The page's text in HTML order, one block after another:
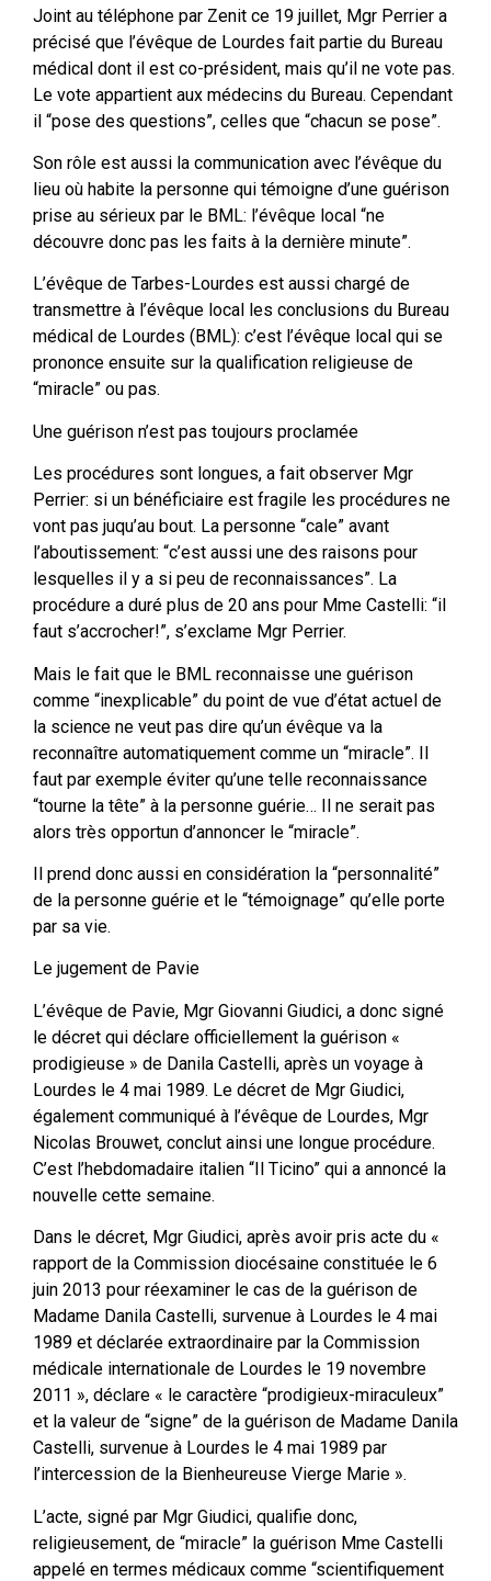
Joint au téléphone par Zenit ce 19 juillet, Mgr Perrier a
précisé que l’évêque de Lourdes fait partie du Bureau
médical dont il est co-président, mais qu’il ne vote pas.
Le vote appartient aux médecins du Bureau. Cependant
il “pose des questions”, celles que “chacun se pose”.
Son rôle est aussi la communication avec l’évêque du
lieu où habite la personne qui témoigne d’une guérison
prise au sérieux par le BML: l’évêque local “ne
découvre donc pas les faits à la dernière minute”.
L’évêque de Tarbes-Lourdes est aussi chargé de
transmettre à l’évêque local les conclusions du Bureau
médical de Lourdes (BML): c’est l’évêque local qui se
prononce ensuite sur la qualification religieuse de
“miracle” ou pas.
Une guérison n’est pas toujours proclamée
Les procédures sont longues, a fait observer Mgr
Perrier: si un bénéficiaire est fragile les procédures ne
vont pas juqu’au bout. La personne “cale” avant
l’aboutissement: “c’est aussi une des raisons pour
lesquelles il y a si peu de reconnaissances”. La
procédure a duré plus de 20 ans pour Mme Castelli: “il
faut s’accrocher!”, s’exclame Mgr Perrier.
Mais le fait que le BML reconnaisse une guérison
comme “inexplicable” du point de vue d’état actuel de
la science ne veut pas dire qu’un évêque va la
reconnaître automatiquement comme un “miracle”. Il
faut par exemple éviter qu’une telle reconnaissance
“tourne la tête” à la personne guérie… Il ne serait pas
alors très opportun d’annoncer le “miracle”.
Il prend donc aussi en considération la “personnalité”
de la personne guérie et le “témoignage” qu’elle porte
par sa vie.
Le jugement de Pavie
L’évêque de Pavie, Mgr Giovanni Giudici, a donc signé
le décret qui déclare officiellement la guérison «
prodigieuse » de Danila Castelli, après un voyage à
Lourdes le 4 mai 1989. Le décret de Mgr Giudici,
également communiqué à l’évêque de Lourdes, Mgr
Nicolas Brouwet, conclut ainsi une longue procédure.
C’est l’hebdomadaire italien “Il Ticino” qui a annoncé la
nouvelle cette semaine.
Dans le décret, Mgr Giudici, après avoir pris acte du «
rapport de la Commission diocésaine constituée le 6
juin 2013 pour réexaminer le cas de la guérison de
Madame Danila Castelli, survenue à Lourdes le 4 mai
1989 et déclarée extraordinaire par la Commission
médicale internationale de Lourdes le 19 novembre
2011 », déclare « le caractère “prodigieux-miraculeux”
et la valeur de “signe” de la guérison de Madame Danila
Castelli, survenue à Lourdes le 4 mai 1989 par
l’intercession de la Bienheureuse Vierge Marie ».
L’acte, signé par Mgr Giudici, qualifie donc,
religieusement, de “miracle” la guérison Mme Castelli
appelé en termes médicaux comme “scientifiquement